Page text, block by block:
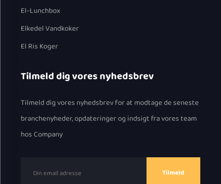
El-Lunchbox
Elkedel Vandkoker
El Ris Koger
Tilmeld dig vores nyhedsbrev
Tilmeld dig vores nyhedsbrev for at modtage de seneste
branchenyheder, opdateringer og indsigt fra vores team
hos Company
Tilmeld